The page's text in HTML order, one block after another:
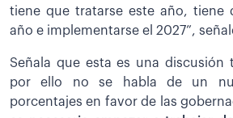
tiene que tratarse este año, tiene
año e implementarse el 2027”,
Señala que esta es una discusión
por ello no se habla de un
porcentajes en favor de las